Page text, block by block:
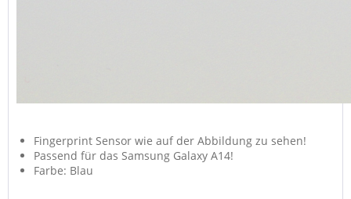
Fingerprint Sensor wie auf der Abbildung zu sehen!
Passend für das Samsung Galaxy A14!
Farbe: Blau